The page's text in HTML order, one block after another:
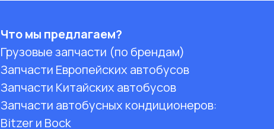
Что мы предлагаем?
Грузовые запчасти (по брендам)
Запчасти Европейских автобусов
Запчасти Китайских автобусов
Запчасти автобусных кондиционеров:
Bitzer и Bock